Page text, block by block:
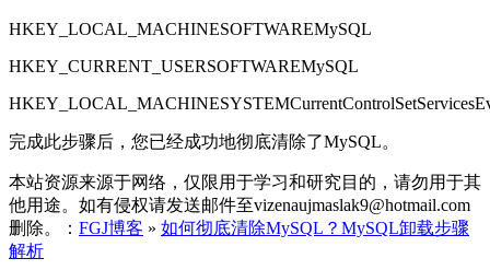
HKEY_LOCAL_MACHINESOFTWAREMySQL
HKEY_CURRENT_USERSOFTWAREMySQL
完成此步骤后，您已经成功地彻底清除了MySQL。
本站资源来源于网络，仅限用于学习和研究目的，请勿用于其
他用途。如有侵权请发送邮件至vizenaujmaslak9@hotmail.com
删除。： FGJ博客 » 如何彻底清除MySQL？MySQL卸载步骤
解析